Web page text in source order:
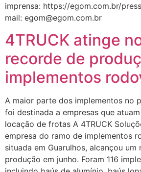
imprensa: https://egom.com.br/
mail: egom@egom.com.br
4TRUCK atinge
recorde de
implementos
A maior parte dos implementos no
foi destinada a empresas que
locação de frotas A 4TRUCK
empresa do ramo de implementos
situada em Guarulhos, alcançou
produção em junho. Foram 116